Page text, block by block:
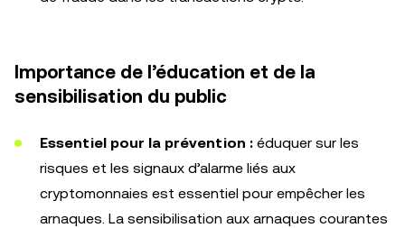
Importance de l’éducation et de la
sensibilisation du public
Essentiel pour la prévention : éduquer sur les
risques et les signaux d’alarme liés aux
cryptomonnaies est essentiel pour empêcher les
arnaques. La sensibilisation aux arnaques courantes